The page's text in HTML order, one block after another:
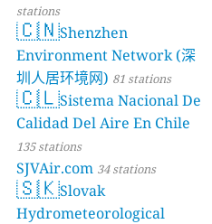
stations
🇨🇳Shenzhen
Environment Network (深
圳人居环境网) 81 stations
🇨🇱Sistema Nacional De
Calidad Del Aire En Chile
135 stations
SJVAir.com 34 stations
🇸🇰Slovak
Hydrometeorological